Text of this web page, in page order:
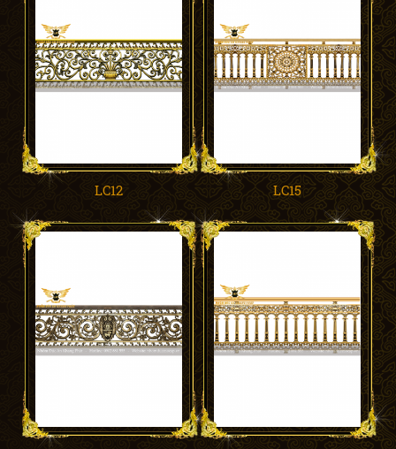
LC12 LC15